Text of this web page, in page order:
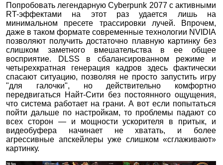
Попробовать легендарную Cyberpunk 2077 с активными
RT-эффектами на этот раз удается лишь на
минимальном пресете трассировки лучей. Впрочем,
даже в таком формате современные технологии NVIDIA
позволяют получить достаточно плавную картинку без
слишком заметного вмешательства в ее общее
восприятие. DLSS в сбалансированном режиме и
четырехкратная генерация кадров здесь фактически
спасают ситуацию, позволяя не просто запустить игру
"для галочки", но действительно комфортно
передвигаться Найт-Сити без постоянного ощущения,
что система работает на грани. А вот если попытаться
пойти дальше по настройкам, то проблемы падают со
всех сторон — и мощности ускорителя в притык, и
видеобуфера начинает не хватать, и более
агрессивные апскейлеры уже слишком «сглаживают»
картинку.